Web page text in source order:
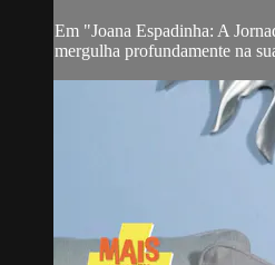
Em "Joana Espadinha: A
mergulha profundamente na